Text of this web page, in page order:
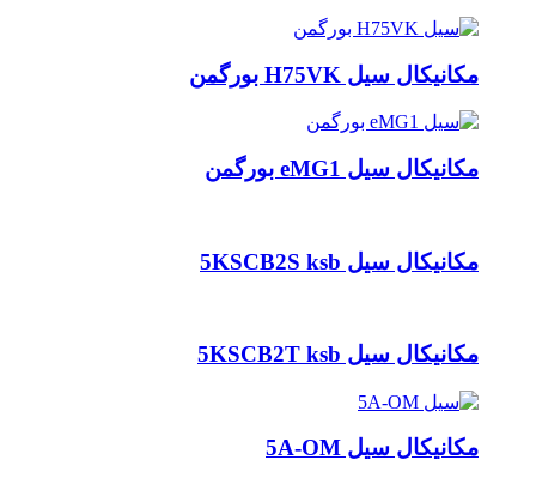
مکانیکال سیل H75VK بورگمن
مکانیکال سیل eMG1 بورگمن
مکانیکال سیل 5KSCB2S ksb
مکانیکال سیل 5KSCB2T ksb
مکانیکال سیل 5A-OM